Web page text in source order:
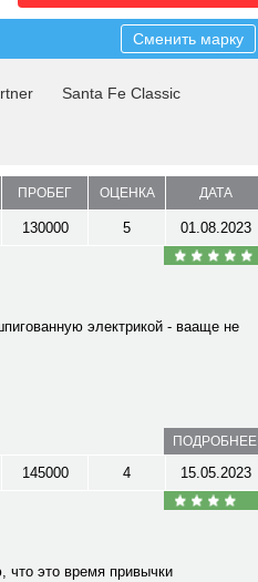
Сменить марку
Santa Fe Classic
ПРОБЕГ ОЦЕНКА ДАТА
130000 5 01.08.2023
электрикой - вааще не
ПОДРОБНЕЕ
145000 4 15.05.2023
что это время привычки